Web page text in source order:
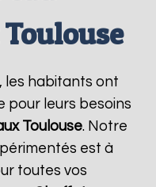
, les habitants ont
pour leurs besoins
Toulouse. Notre
est à
toutes vos